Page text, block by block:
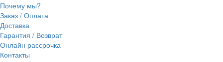
Почему мы?
Заказ / Оплата
Доставка
Гарантия / Возврат
Онлайн рассрочка
Контакты